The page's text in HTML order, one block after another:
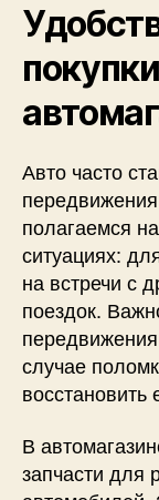
Авто часто
полагаемся
ситуациях:
на встречи с
поездок.
случае
восстановить
В
запчасти для